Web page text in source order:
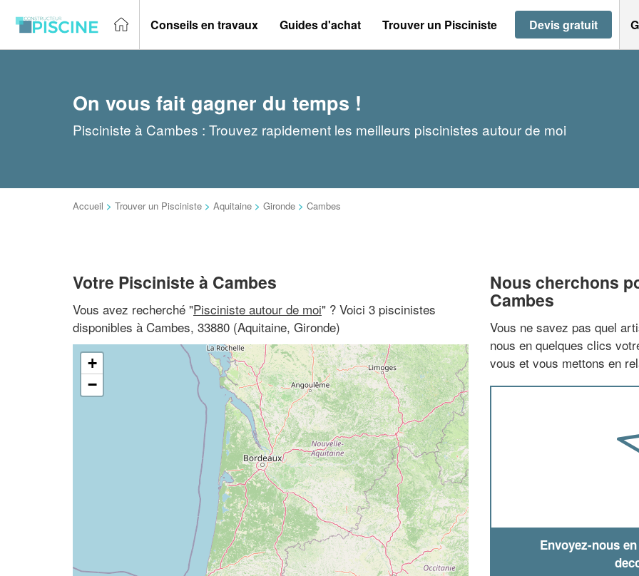
Conseils en travaux Guides d'achat Trouver un Pisciniste Devis gratuit
On vous fait gagner du temps !
Pisciniste à Cambes : Trouvez rapidement les meilleurs piscinistes autour de moi
Accueil > Trouver un Pisciniste > Aquitaine > Gironde > Cambes
Votre Pisciniste à Cambes
Vous avez recherché "Pisciniste autour de moi" ? Voici 3 piscinistes
disponibles à Cambes, 33880 (Aquitaine, Gironde)
+
−
Nous cherchons
Cambes
Vous ne savez pas quel
nous en quelques clics
vous et vous mettons en
Envoyez-nous